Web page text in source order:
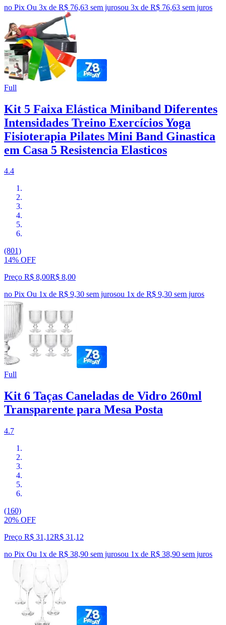
no Pix Ou 3x de R$ 76,63 sem jurosou 3x de R$ 76,63 sem juros
Full
Kit 5 Faixa Elástica Miniband Diferentes
Intensidades Treino Exercícios Yoga
Fisioterapia Pilates Mini Band Ginastica
em Casa 5 Resistencia Elasticos
4.4
(801)
14% OFF
Preço R$ 8,00R$ 8,00
no Pix Ou 1x de R$ 9,30 sem jurosou 1x de R$ 9,30 sem juros
Full
Kit 6 Taças Caneladas de Vidro 260ml
Transparente para Mesa Posta
4.7
(160)
20% OFF
Preço R$ 31,12R$ 31 ,12
no Pix Ou 1x de R$ 38,90 sem jurosou 1x de R$ 38,90 sem juros